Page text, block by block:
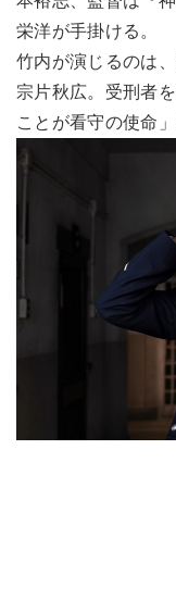
栄洋が手掛ける。
竹内が演じるのは
宗片秋広。受刑者
ことが看守の使命